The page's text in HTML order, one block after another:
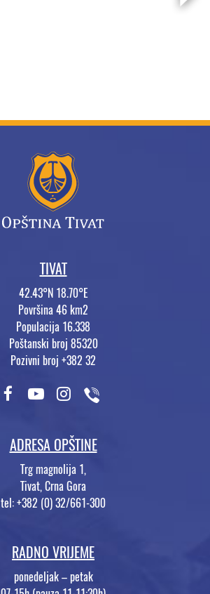
TIVAT
42.43°N 18.70°E
Površina 46 km2
Populacija 16.338
Poštanski broj 85320
Pozivni broj +382 32
ADRESA OPŠTINE
Trg magnolija 1,
Tivat, Crna Gora
tel: +382 (0) 32/661-300
RADNO VRIJEME
ponedeljak – petak